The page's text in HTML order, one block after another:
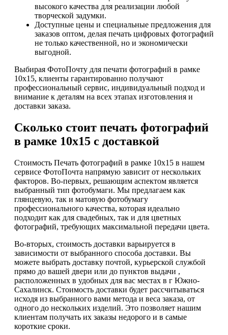
высокого качества для реализации любой
творческой задумки.
Доступные цены и специальные предложения для
заказов оптом, делая печать цифровых фотографий
не только качественной, но и экономически
выгодной.
Выбирая ФотоПочту для печати фотографий в рамке
10х15, клиенты гарантированно получают
профессиональный сервис, индивидуальный подход и
внимание к деталям на всех этапах изготовления и
доставки заказа.
Сколько стоит печать фотографий
в рамке 10х15 с доставкой
Стоимость Печать фотографий в рамке 10х15 в нашем
сервисе ФотоПочта напрямую зависит от нескольких
факторов. Во-первых, решающим аспектом является
выбранный тип фотобумаги. Мы предлагаем как
глянцевую, так и матовую фотобумагу
профессионального качества, которая идеально
подходит как для свадебных, так и для цветных
фотографий, требующих максимальной передачи цвета.
Во-вторых, стоимость доставки варьируется в
зависимости от выбранного способа доставки. Вы
можете выбрать доставку почтой, курьерской службой
прямо до вашей двери или до пунктов выдачи ,
расположенных в удобных для вас местах в г Южно-
Сахалинск. Стоимость доставки будет рассчитываться
исходя из выбранного вами метода и веса заказа, от
одного до нескольких изделий. Это позволяет нашим
клиентам получать их заказы недорого и в самые
короткие сроки.